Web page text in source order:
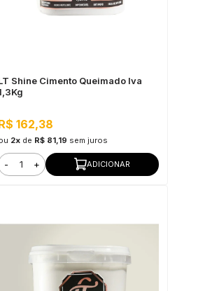
Shine Cimento Queimado Iva
162,38
2xde R$ 81,19 sem juros
- + ADICIONAR